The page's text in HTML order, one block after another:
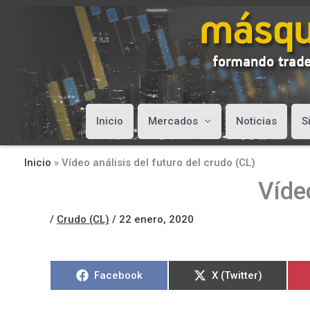
Inicio Mercados Noticias
Inicio » Vídeo análisis del futuro del crudo (CL)
/ Crudo (CL) / 22 enero, 2020
Compartir
Facebook
Compartir
en
X (Twitter)